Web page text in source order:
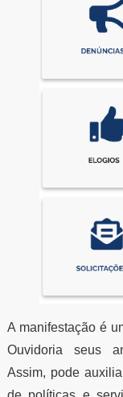
A manifestação é
Ouvidoria seus
Assim, pode